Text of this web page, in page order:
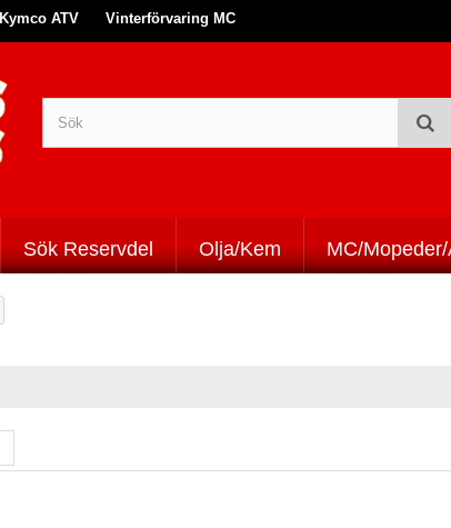
Kymco ATV Vinterförvaring MC
Sök Reservdel Olja/Kem MC/